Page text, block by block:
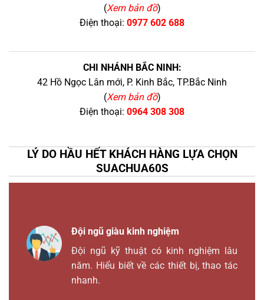
(Xem bản đồ)
Điện thoại: 0977 602 688
CHI NHÁNH BẮC NINH:
42 Hồ Ngọc Lân mới, P. Kinh Bắc, TP.Bắc Ninh
(Xem bản đồ)
Điện thoại: 0964 308 308
LÝ DO HẦU HẾT KHÁCH HÀNG LỰA CHỌN
SUACHUA60S
Đội ngũ giàu kinh nghiệm
Đội ngũ kỹ thuật có kinh nghiệm lâu
năm. Hiểu biết về các thiết bị, thao tác
nhanh.